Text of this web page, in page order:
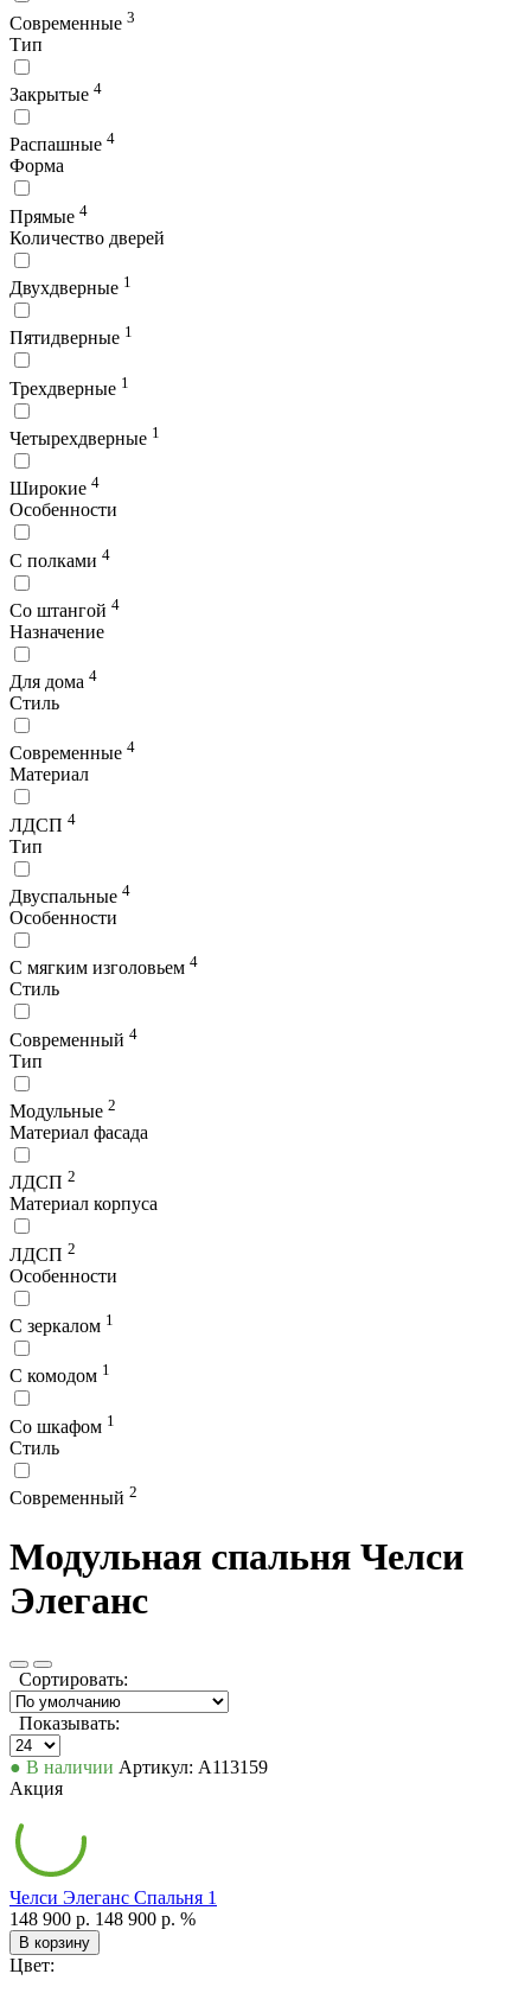
Современные 3
Тип
Закрытые 4
Распашные 4
Форма
Прямые 4
Количество дверей
Двухдверные 1
Пятидверные 1
Трехдверные 1
Четырехдверные 1
Широкие 4
Особенности
С полками 4
Со штангой 4
Назначение
Для дома 4
Стиль
Современные 4
Материал
ЛДСП 4
Тип
Двуспальные 4
Особенности
С мягким изголовьем 4
Стиль
Современный 4
Тип
Модульные 2
Материал фасада
ЛДСП 2
Материал корпуса
ЛДСП 2
Особенности
С зеркалом 1
С комодом 1
Со шкафом 1
Стиль
Современный 2
Модульная спальня Челси
Элеганс
Сортировать:
Показывать:
● В наличии Артикул: А113159
Акция
Челси Элеганс Спальня 1
148 900 р. 148 900 р. %
В корзину
Цвет: